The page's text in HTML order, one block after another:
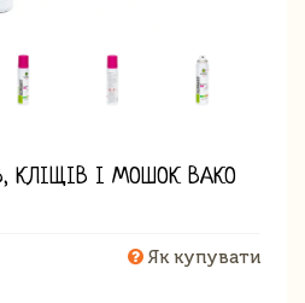
КЛІЩІВ І МОШОК ВАКО
Як купувати